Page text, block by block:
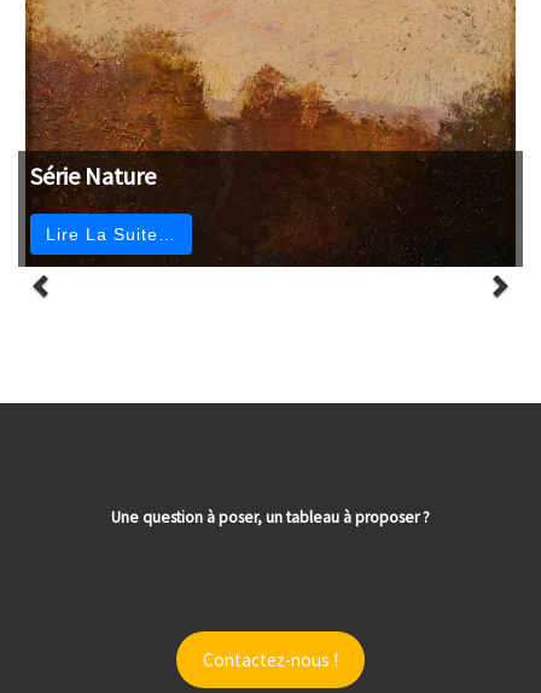
Série Nature
Lire La Suite…
Une question à poser, un tableau à proposer ?
Contactez-nous !